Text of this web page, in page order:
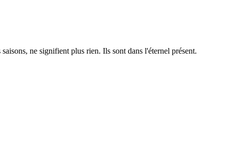
ne signifient plus rien. Ils sont dans l'éternel présent.